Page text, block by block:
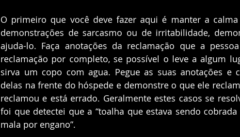
O primeiro que você deve fazer aqui é manter a
demonstrações de sarcasmo ou de irritabilidade,
ajuda-lo. Faça anotações da reclamação que a
reclamação por completo, se possível o leve a algum
sirva um copo com agua. Pegue as suas anotações e
delas na frente do hóspede e demonstre o que ele
reclamou e está errado. Geralmente estes casos se
foi que detectei que a “toalha que estava sendo
mala por engano”.